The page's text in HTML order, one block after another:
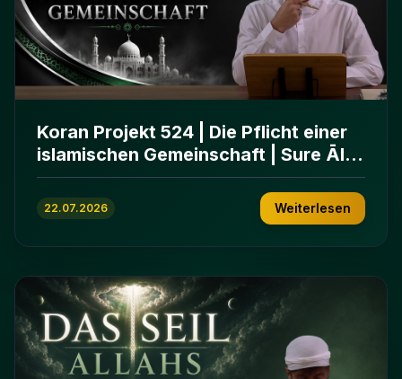
Koran Projekt 524 | Die Pflicht einer
islamischen Gemeinschaft | Sure Āl
ʿImrān 103-112
22.07.2026 Weiterlesen